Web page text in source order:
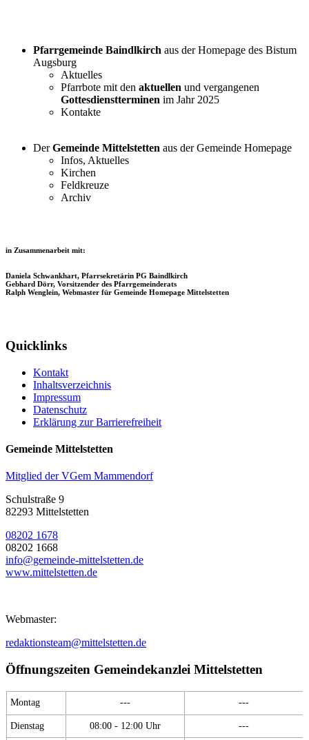
Pfarrgemeinde Baindlkirch aus der Homepage des Bistum
Augsburg
Aktuelles
Pfarrbote mit den aktuellen und vergangenen
Gottesdienstterminen im Jahr 2025
Kontakte
DerGemeinde Mittelstetten aus der Gemeinde Homepage
Infos, Aktuelles
Kirchen
Feldkreuze
Archiv
in Zusammenarbeit mit:
Daniela Schwankhart, Pfarrsekretärin PG Baindlkirch
Gebhard Dörr, Vorsitzender des Pfarrgemeinderats
Ralph Wenglein, Webmaster für Gemeinde Homepage Mittelstetten
Quicklinks
Kontakt
Inhaltsverzeichnis
Impressum
Datenschutz
Erklärung zur Barrierefreiheit
Gemeinde Mittelstetten
Mitglied der VGem Mammendorf
Schulstraße 9
82293 Mittelstetten
08202 1678
08202 1668
info@gemeinde-mittelstetten.de
www.mittelstetten.de
Webmaster:
redaktionsteam@mittelstetten.de
Öffnungszeiten Gemeindekanzlei Mittelstetten
Montag --- ---
Dienstag 08:00 - 12:00 Uhr ---